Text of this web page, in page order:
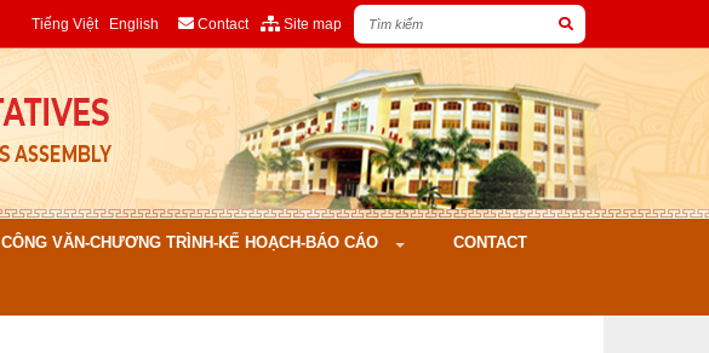
Tiếng Việt English Contact Site map
CÔNG VĂN-CHƯƠNG TRÌNH-KẾ HOẠCH-BÁO CÁO CONTACT